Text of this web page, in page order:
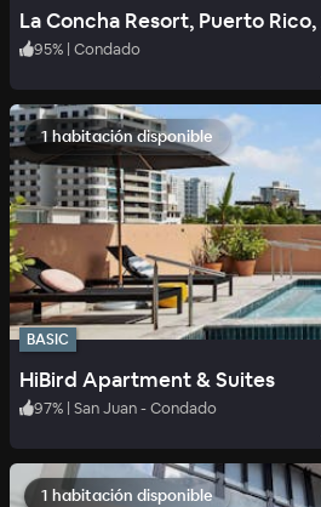
95% | Condado
1 habitación disponible
BASIC
HiBird Apartment & Suites
97% | San Juan - Condado
1 habitación disponible